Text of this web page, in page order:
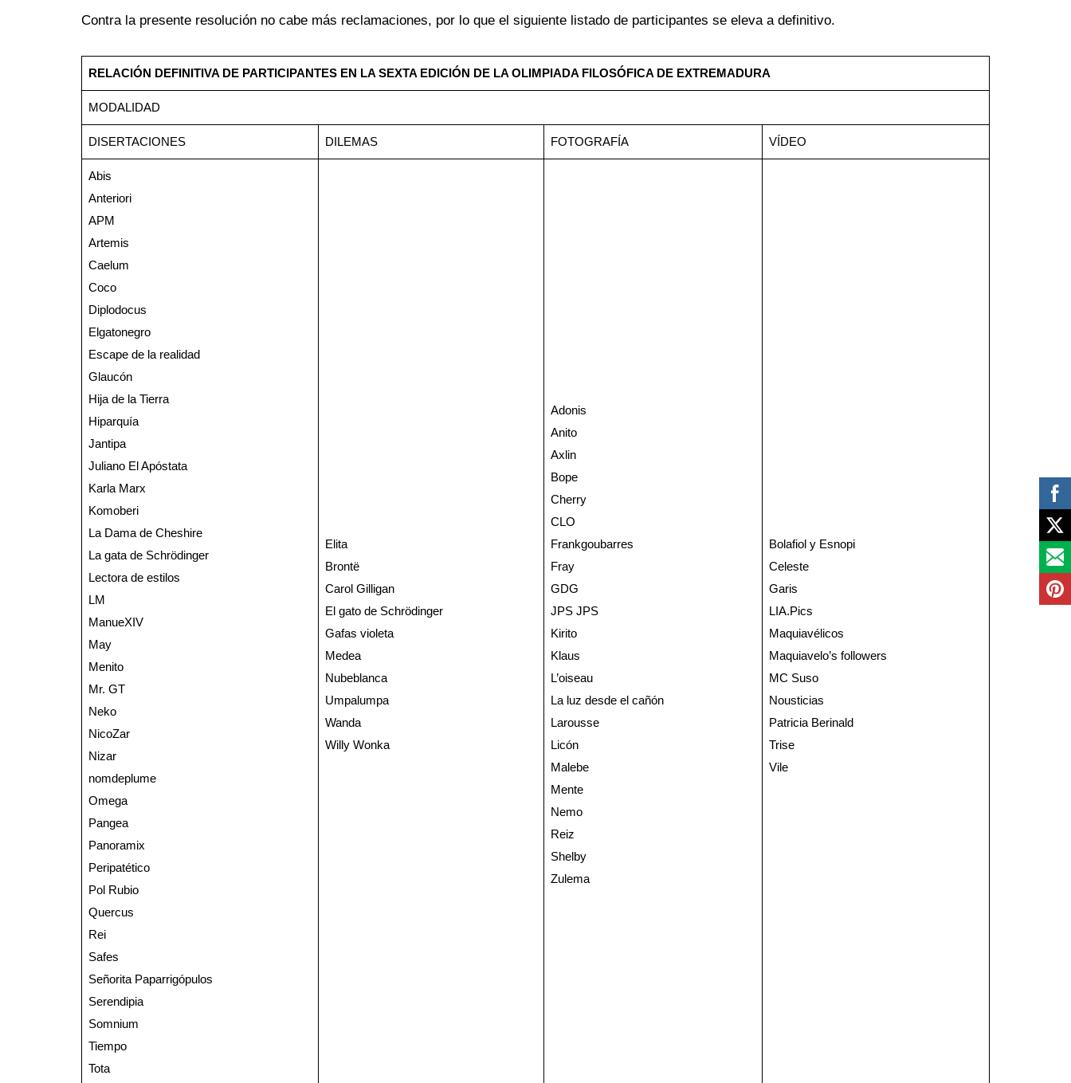
Contra la presente resolución no cabe más reclamaciones, por lo que el siguiente listado de participantes se eleva a definitivo.
RELACIÓN DEFINITIVA DE PARTICIPANTES EN LA SEXTA EDICIÓN DE LA OLIMPIADA FILOSÓFICA DE EXTREMADURA
MODALIDAD
DISERTACIONES DILEMAS FOTOGRAFÍA VÍDEO
Abis
Anteriori
APM
Artemis
Caelum
Coco
Diplodocus
Elgatonegro
Escape de la realidad
Glaucón
Hija de la Tierra
Hiparquía
Jantipa
Juliano El Apóstata
Karla Marx
Komoberi
La Dama de Cheshire
La gata de Schrödinger
Lectora de estilos
LM
ManueXIV
May
Menito
Mr. GT
Neko
NicoZar
Nizar
nomdeplume
Omega
Pangea
Panoramix
Peripatético
Pol Rubio
Quercus
Rei
Safes
Señorita Paparrigópulos
Serendipia
Somnium
Tiempo
Tota
Elita
Brontë
Carol Gilligan
El gato de Schrödinger
Gafas violeta
Medea
Nubeblanca
Umpalumpa
Wanda
Willy Wonka
Adonis
Anito
Axlin
Bope
Cherry
CLO
Frankgoubarres
Fray
GDG
JPS JPS
Kirito
Klaus
L’oiseau
La luz desde el cañón
Larousse
Licón
Malebe
Mente
Nemo
Reiz
Shelby
Zulema
Bolafiol y Esnopi
Celeste
Garis
LIA.Pics
Maquiavélicos
Maquiavelo’s followers
MC Suso
Nousticias
Patricia Berinald
Trise
Vile